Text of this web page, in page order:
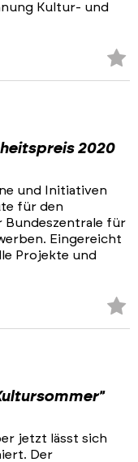
Kultur- und
2020
und Initiativen
für den
Bundeszentrale für
Eingereicht
Projekte und
jetzt lässt sich
Der